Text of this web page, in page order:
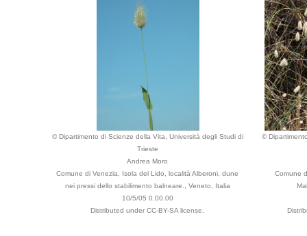
© Dipartimento di Scienze della Vita, Università degli Studi di
Trieste
Andrea Moro
Comune di Venezia, Isola del Lido, località Alberoni, dune
nei pressi dello stabilimento balneare., Veneto, Italia
10/5/05 0.00.00
Distributed under CC-BY-SA license.
©
Comune